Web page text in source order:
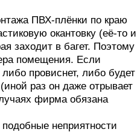
ПВХ-плёнки по краю
окантовку (её-то и
заходит в багет. Поэтому
помещения. Если
провиснет, либо будет
раз он даже отрывает
фирма обязана
неприятности